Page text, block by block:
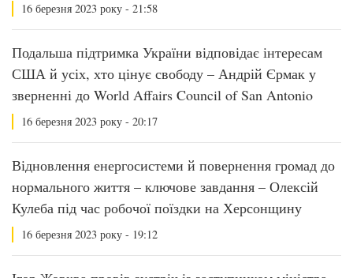
16 березня 2023 року - 21:58
Подальша підтримка України відповідає інтересам
США й усіх, хто цінує свободу – Андрій Єрмак у
зверненні до World Affairs Council of San Antonio
16 березня 2023 року - 20:17
Відновлення енергосистеми й повернення громад до
нормального життя – ключове завдання – Олексій
Кулеба під час робочої поїздки на Херсонщину
16 березня 2023 року - 19:12